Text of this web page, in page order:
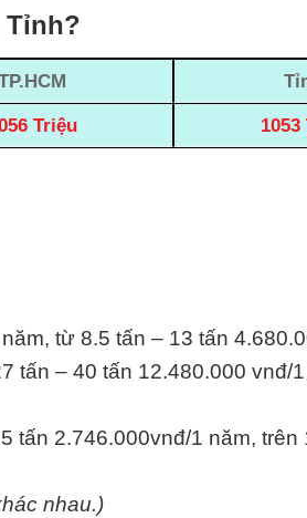
Tỉnh?
Triệu
từ 8.5 tấn – 13 tấn
tấn – 40 tấn 12.480.000 vnđ/
tấn 2.746.000vnđ/1 năm, trên
nhau.)